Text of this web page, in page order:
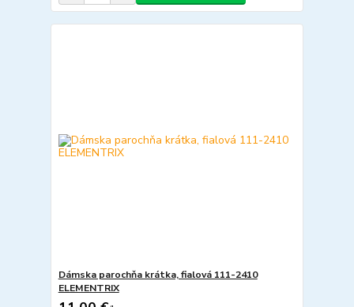
Dámska parochňa krátka, fialová 111-2410
ELEMENTRIX